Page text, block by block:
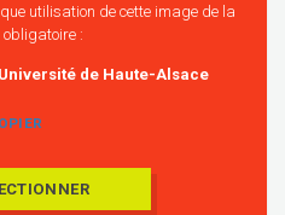
utilisation de cette image de la
obligatoire :
de Haute-Alsace